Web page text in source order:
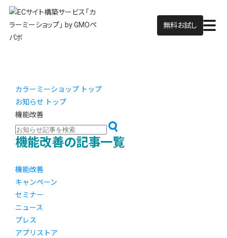
無料お試し
カラーミーショップ トップ
お知らせ トップ
機能改善
機能改善の記事一覧
機能改善
キャンペーン
セミナー
ニュース
プレス
アプリストア